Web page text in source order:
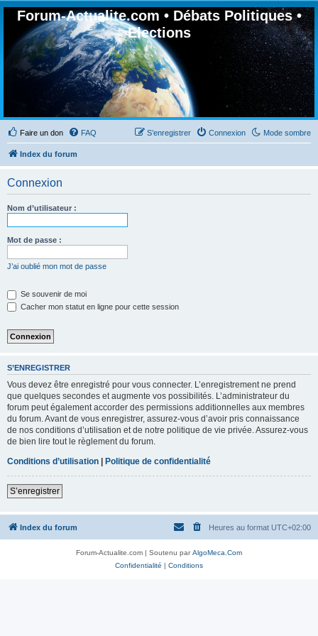
Forum-Actualite.com • Débats Politiques •
Elections
Faire un don Mode sombre
FAQ Connexion
S’enregistrer
Index du forum
Connexion
Nom d’utilisateur :
Mot de passe :
J’ai oublié mon mot de passe
Se souvenir de moi
Cacher mon statut en ligne pour cette session
S’ENREGISTRER
Vous devez être enregistré pour vous connecter. L’enregistrement ne prend
que quelques secondes et augmente vos possibilités. L’administrateur du
forum peut également accorder des permissions additionnelles aux membres
du forum. Avant de vous enregistrer, assurez-vous d’avoir pris connaissance
de nos conditions d’utilisation et de notre politique de vie privée. Assurez-vous
de bien lire tout le règlement du forum.
Conditions d’utilisation | Politique de confidentialité
S’enregistrer
Index du forum Heures au format UTC+02:00
Forum-Actualite.com | Soutenu parAlgoMeca.Com
Confidentialité | Conditions